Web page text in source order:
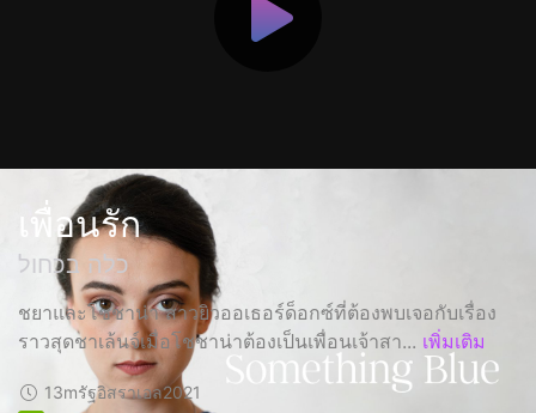
เพื่อนรัก
כלה בכחול
ชยาและโชชาน่า สาวยิวออเธอร์ด็อกซ์ที่ต้องพบเจอกับเรื่อง
ราวสุดชาเล้นจ์เมื่อโชชาน่าต้องเป็นเพื่อนเจ้าสา... เพิ่มเติม
13mรัฐอิสราเอล2021